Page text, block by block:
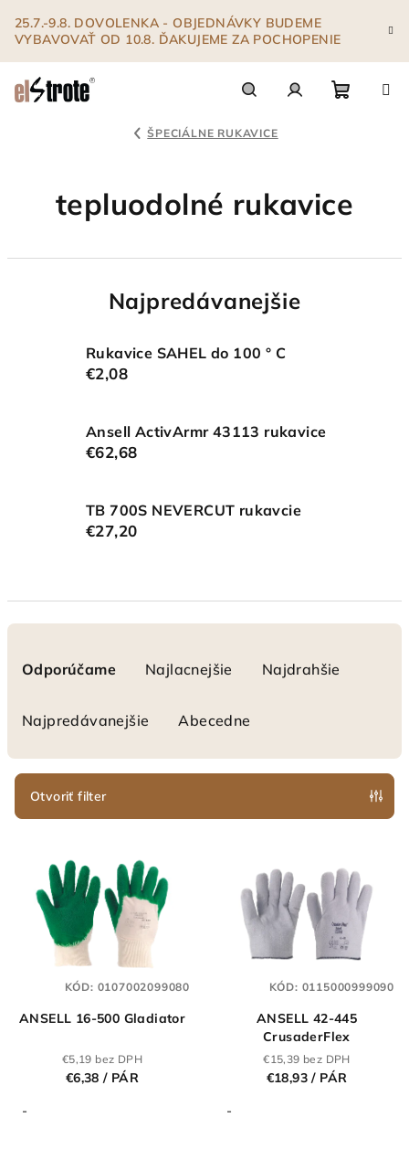
obsah
25.7.-9.8. DOVOLENKA - OBJEDNÁVKY BUDEME
VYBAVOVAŤ OD 10.8. ĎAKUJEME ZA POCHOPENIE
ŠPECIÁLNE RUKAVICE
tepluodolné rukavice
Najpredávanejšie
Rukavice SAHEL do 100 ° C
€2,08
Ansell ActivArmr 43113 rukavice
€62,68
TB 700S NEVERCUT rukavcie
€27,20
p
Odporúčame Najlacnejšie Najdrahšie
Najpredávanejšie Abecedne
Otvoriť filter
oANSELL 16-500 Gladiator
€5,19 bez DPH
€6,38/ PÁR
-
KÓD: 0107002099080
ANSELL 42-445
CrusaderFlex
€15,39 bez DPH
€18,93/ PÁR
-
KÓD: 0115000999090